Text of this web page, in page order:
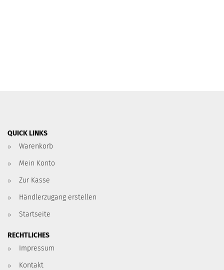
QUICK LINKS
Warenkorb
Mein Konto
Zur Kasse
Händlerzugang erstellen
Startseite
RECHTLICHES
Impressum
Kontakt